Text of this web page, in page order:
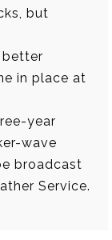
but
better
in place at
year
wave
broadcast
Service.